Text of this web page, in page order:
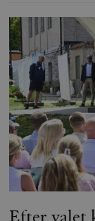
Efter valet